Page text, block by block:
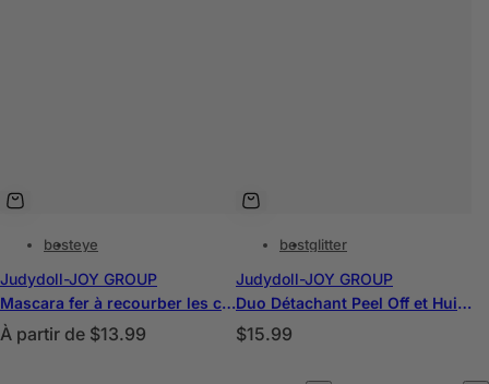
besteye
Judydoll-JOY GROUP
Mascara fer à recourber les cils 3D
P
À partir de $13.99
bestglitter
Judydoll-JOY GROUP
Duo Détachant Peel Off et Huile Repulpante
P
$15.99